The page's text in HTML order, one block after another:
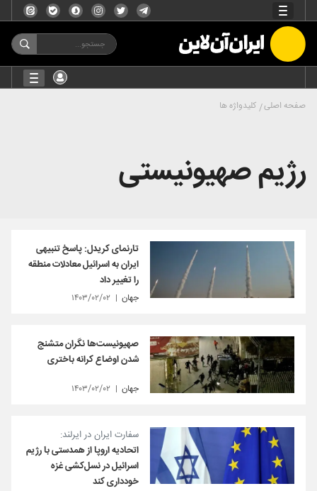
صفحه اصلی کلیدواژه ها
رژیم صهیونیستی
تارنمای کریدل: پاسخ تنبیهی
ایران به اسرائیل معادلات منطقه
را تغییر داد
جهان ۱۴۰۳/۰۲/۰۲
صهیونیست‌ها نگران متشنج
شدن اوضاع کرانه باختری
جهان ۱۴۰۳/۰۲/۰۲
سفارت ایران در ایرلند:
اتحادیه اروپا از همدستی با رژیم
اسرائیل در نسل‌کشی غزه
خودداری کند